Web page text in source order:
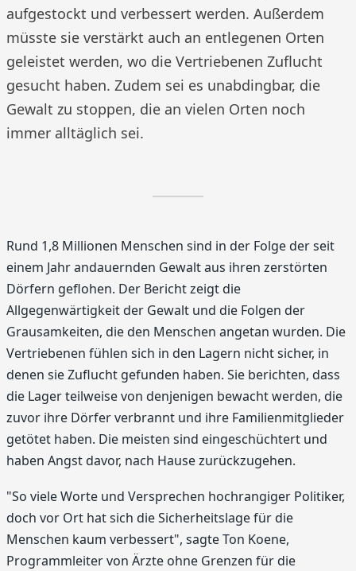
aufgestockt und verbessert werden. Außerdem
müsste sie verstärkt auch an entlegenen Orten
geleistet werden, wo die Vertriebenen Zuflucht
gesucht haben. Zudem sei es unabdingbar, die
Gewalt zu stoppen, die an vielen Orten noch
immer alltäglich sei.
Rund 1,8 Millionen Menschen sind in der Folge der seit
einem Jahr andauernden Gewalt aus ihren zerstörten
Dörfern geflohen. Der Bericht zeigt die
Allgegenwärtigkeit der Gewalt und die Folgen der
Grausamkeiten, die den Menschen angetan wurden. Die
Vertriebenen fühlen sich in den Lagern nicht sicher, in
denen sie Zuflucht gefunden haben. Sie berichten, dass
die Lager teilweise von denjenigen bewacht werden, die
zuvor ihre Dörfer verbrannt und ihre Familienmitglieder
getötet haben. Die meisten sind eingeschüchtert und
haben Angst davor, nach Hause zurückzugehen.
"So viele Worte und Versprechen hochrangiger Politiker,
doch vor Ort hat sich die Sicherheitslage für die
Menschen kaum verbessert", sagte Ton Koene,
Programmleiter von Ärzte ohne Grenzen für die